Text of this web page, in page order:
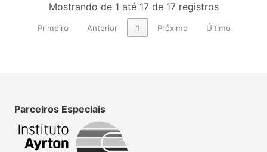
Mostrando de 1 até 17 de 17 registros
Primeiro Anterior 1 Próximo Último
Parceiros Especiais